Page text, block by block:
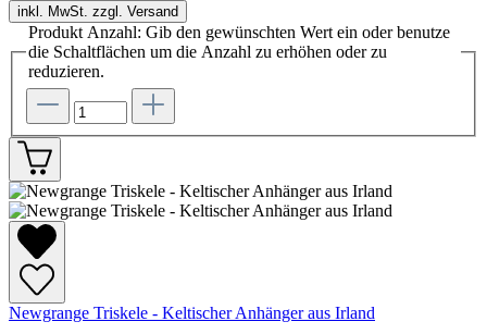
inkl. MwSt. zzgl. Versand
Produkt Anzahl: Gib den gewünschten Wert ein oder benutze
die Schaltflächen um die Anzahl zu erhöhen oder zu
reduzieren.
Newgrange Triskele - Keltischer Anhänger aus Irland